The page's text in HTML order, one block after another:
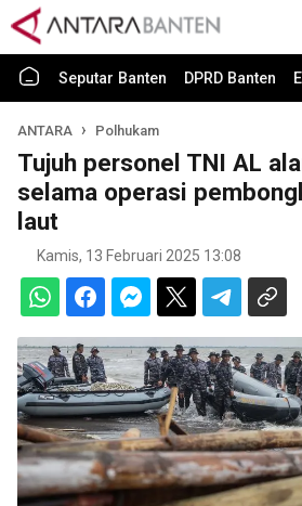
Seputar Banten DPRD Banten
ANTARA Polhukam
Tujuh personel TNI AL
selama operasi
laut
Kamis, 13 Februari 2025 13:08